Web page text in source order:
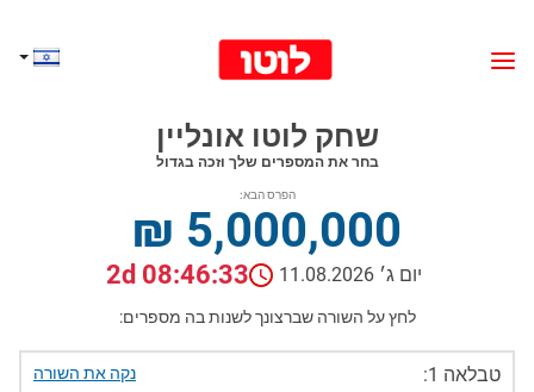
שחק לוטו אונליין
בחר את המספרים שלך וזכה בגדול
הפרס הבא:
₪ 5,000,000
יום ג׳ 11.08.2026 2d 08:46:32
לחץ על השורה שברצונך לשנות בה מספרים:
טבלאה 1: נקה את השורה